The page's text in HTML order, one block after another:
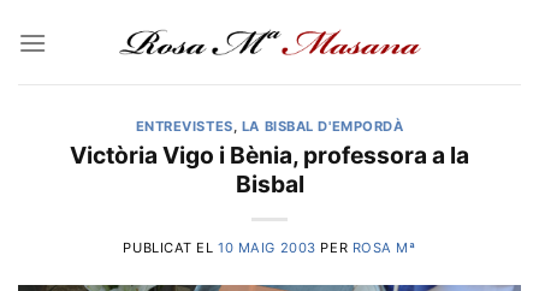
ENTREVISTES, LA BISBAL D'EMPORDÀ
Victòria Vigo i Bènia, professora a la
Bisbal
PUBLICAT EL10 MAIG 2003 PER ROSA Mª